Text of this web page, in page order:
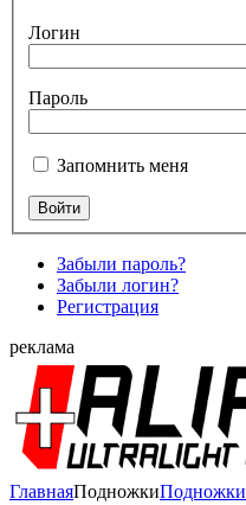
Логин
Пароль
Запомнить меня
Забыли пароль?
Забыли логин?
Регистрация
реклама
ГлавнаяПодножки